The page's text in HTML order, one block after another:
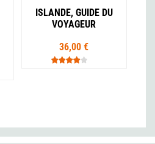
ISLANDE, GUIDE DU
VOYAGEUR
36,00 €